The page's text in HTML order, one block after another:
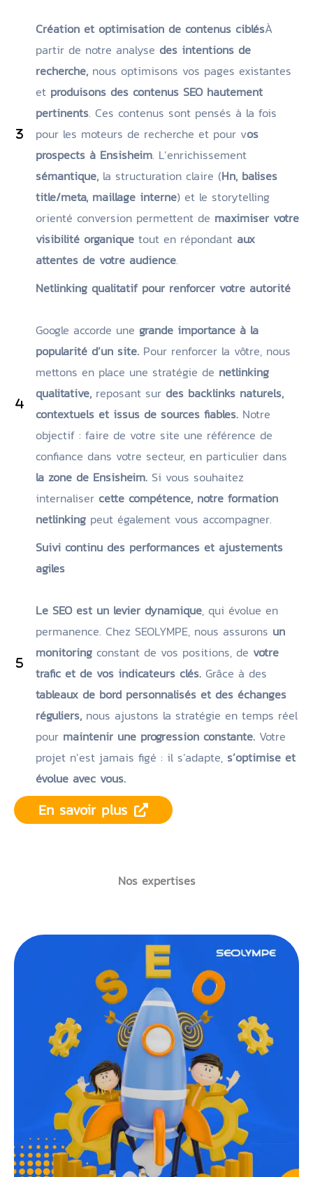
Création et optimisation de contenus ciblésÀ
partir de notre analyse des intentions de
recherche, nous optimisons vos pages existantes
et produisons des contenus SEO hautement
pertinents. Ces contenus sont pensés à la fois
pour les moteurs de recherche et pour vos
prospects à Ensisheim. L’enrichissement
sémantique, la structuration claire (Hn, balises
title/meta, maillage interne) et le storytelling
orienté conversion permettent de maximiser votre
visibilité organique tout en répondant aux
attentes de votre audience.
Netlinking qualitatif pour renforcer votre autorité
Google accorde une grande importance à la
popularité d’un site. Pour renforcer la vôtre, nous
mettons en place une stratégie de netlinking
qualitative, reposant sur des backlinks naturels,
contextuels et issus de sources fiables. Notre
objectif : faire de votre site une référence de
confiance dans votre secteur, en particulier dans
la zone de Ensisheim. Si vous souhaitez
internaliser cette compétence, notre formation
netlinking peut également vous accompagner.
Suivi continu des performances et ajustements
agiles
Le SEO est un levier dynamique, qui évolue en
permanence. Chez SEOLYMPE, nous assurons un
monitoring constant de vos positions, de votre
trafic et de vos indicateurs clés. Grâce à des
tableaux de bord personnalisés et des échanges
réguliers, nous ajustons la stratégie en temps réel
pour maintenir une progression constante. Votre
projet n’est jamais figé : il s’adapte, s’optimise et
évolue avec vous.
En savoir plus
Nos expertises